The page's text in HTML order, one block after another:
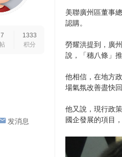
1333
积分
发消息
美聯廣州區董事
認購。
勞耀洪提到，廣
說，「穗八條」
他相信，在地方
場氣氛改善盡快回
他又說，現行政
國企發展的項目